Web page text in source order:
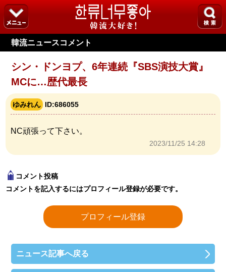
韓流ニュースコメント
シン・ドンヨプ、6年連続『SBS演技大賞』
MCに…歴代最長
ゆみれん ID:686055
NC頑張って下さい。
2023/11/25 14:28
コメント投稿
コメントを記入するにはプロフィール登録が必要です。
プロフィール登録
ニュース記事へ戻る